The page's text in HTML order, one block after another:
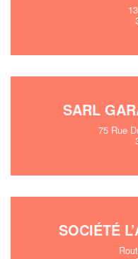
SARL
75 Rue
SOCIÉTÉ